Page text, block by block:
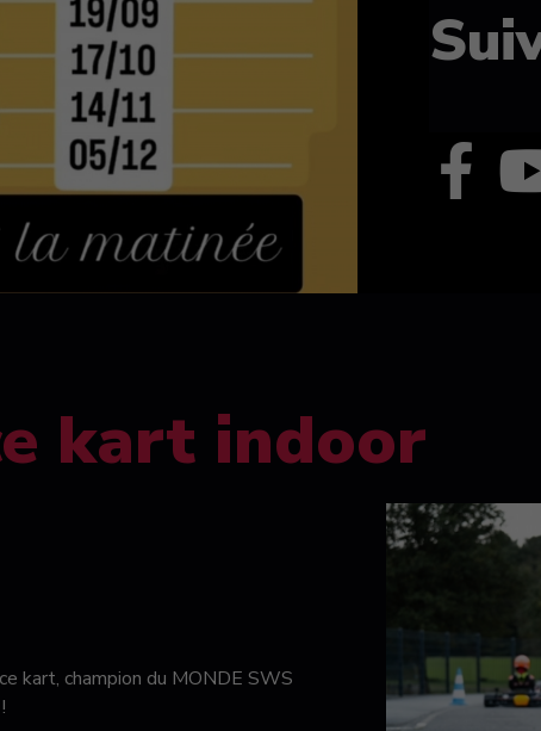
kart indoor
kart, champion du MONDE SWS